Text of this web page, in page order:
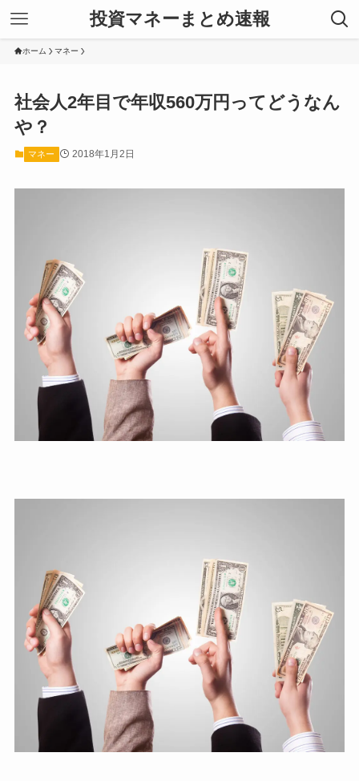
投資マネーまとめ速報
ホーム マネー
社会人2年目で年収560万円ってどうなん
や？
マネー 2018年1月2日